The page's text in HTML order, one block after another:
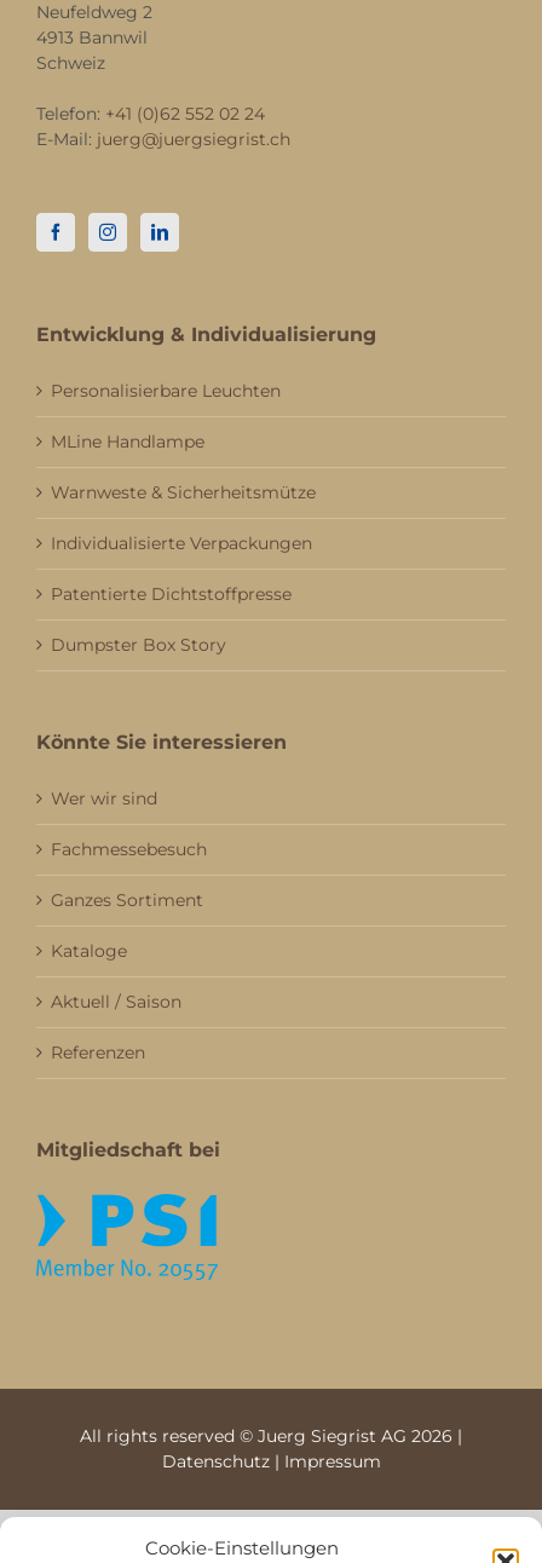
Cookie-Einstellungen
Neufeldweg 2
4913 Bannwil
Schweiz
Telefon: +41 (0)62 552 02 24
E-Mail: juerg@juergsiegrist.ch
Entwicklung & Individualisierung
Personalisierbare Leuchten
MLine Handlampe
Warnweste & Sicherheitsmütze
Individualisierte Verpackungen
Patentierte Dichtstoffpresse
Dumpster Box Story
Könnte Sie interessieren
Wer wir sind
Fachmessebesuch
Ganzes Sortiment
Kataloge
Aktuell / Saison
Referenzen
Mitgliedschaft bei
All rights reserved © Juerg Siegrist AG 2026 |
Datenschutz | Impressum